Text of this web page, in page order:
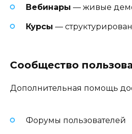
Вебинары — живые
Курсы —
Сообщество
Дополнительная помощь
Форумы пользователей